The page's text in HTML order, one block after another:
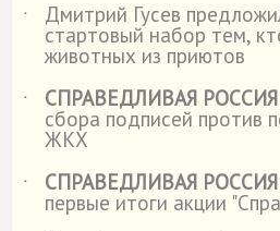
˙
Дмитрий Гусев
стартовый набор тем,
животных из приютов
˙
СПРАВЕДЛИВАЯ РОССИЯ
сбора подписей против
ЖКХ
˙
СПРАВЕДЛИВАЯ РОССИЯ
первые итоги акции